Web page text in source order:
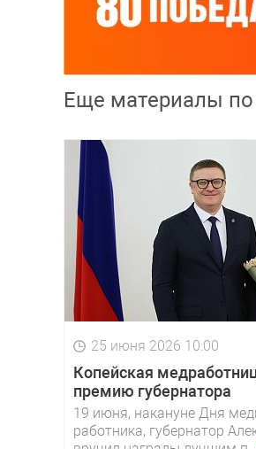
Еще материалы по
25 июня 2026 10:00
Копейская
премию губернатора
19 июня, накануне Дня
работника, губернатор